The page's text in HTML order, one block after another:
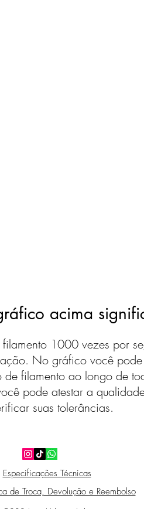
acima
1000 vezes por
No gráfico você pode
filamento ao longo de
pode atestar a
suas tolerâncias.
Especificações Técnicas
de Troca, Devolução e Reembolso